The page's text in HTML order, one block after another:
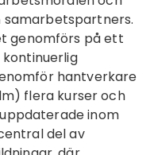
samarbetspartners.
genomförs på ett
hantverkare
) flera kurser och
inom
del av